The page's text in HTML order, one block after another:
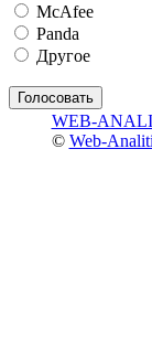
McAfee
Panda
Другое
WEB-
© Web-